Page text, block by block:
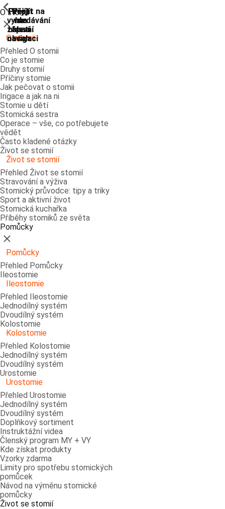
Přejít na
vyhledávání
Přejít
na
hlavní
navigaci
Přejít
na
hlavní
navigaci
Přejít
na
hlavní
obsah
Přejít
na
zápatí
O stomii
ShowPrevious
Zavřít
O stomii
Přehled O stomii
Co je stomie
Druhy stomií
Příčiny stomie
Jak pečovat o stomii
Irigace a jak na ni
Stomie u dětí
Stomická sestra
Operace – vše, co potřebujete
vědět
Často kladené otázky
Život se stomií
ShowPrevious
Život se stomií
Přehled Život se stomií
Stravování a výživa
Stomický průvodce: tipy a triky
Sport a aktivní život
Stomická kuchařka
Příběhy stomiků ze světa
Pomůcky
ShowPrevious
Zavřít
Pomůcky
Přehled Pomůcky
Ileostomie
ShowPrevious
Ileostomie
Přehled Ileostomie
Jednodílný systém
Dvoudílný systém
Kolostomie
ShowPrevious
Kolostomie
Přehled Kolostomie
Jednodílný systém
Dvoudílný systém
Urostomie
ShowPrevious
Urostomie
Přehled Urostomie
Jednodílný systém
Dvoudílný systém
Doplňkový sortiment
Instruktážní videa
Členský program MY + VY
Kde získat produkty
Vzorky zdarma
Limity pro spotřebu stomických
pomůcek
Návod na výměnu stomické
pomůcky
Život se stomií
ShowPrevious
ShowPrevious